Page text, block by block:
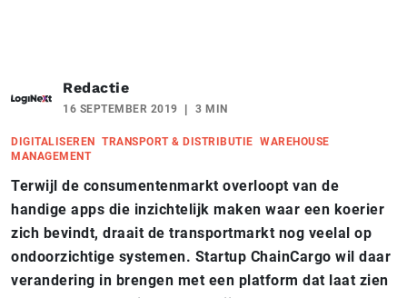
Redactie
16 SEPTEMBER 2019 3 MIN
DIGITALISEREN TRANSPORT & DISTRIBUTIE WAREHOUSE
MANAGEMENT
Terwijl de consumentenmarkt overloopt van de
handige apps die inzichtelijk maken waar een koerier
zich bevindt, draait de transportmarkt nog veelal op
ondoorzichtige systemen. Startup ChainCargo wil daar
verandering in brengen met een platform dat laat zien